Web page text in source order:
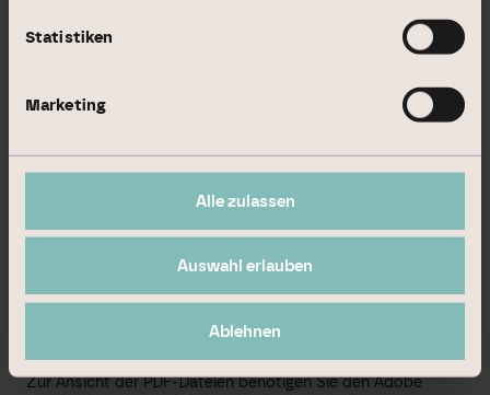
Statistiken
Marketing
Alle zulassen
Auswahl erlauben
Ablehnen
Vollmacht an Dritte (inkl. Hinweise)
Stimmrechtsvertreter (inkl. Hinweise)
Gegenanträge
Zur Ansicht der PDF-Dateien benötigen Sie den Adobe